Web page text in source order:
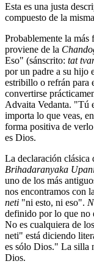
Esta es una justa
compuesto de la
Probablemente la más
proviene de la
Eso" (sánscrito: tat
por un padre a su hijo
estribillo o refrán para
convertirse
Advaita Vedanta. "Tú
importa lo que veas,
forma positiva de
es Dios.
La declaración clásica
Brihadaranyaka
uno de los más
nos encontramos con
neti "ni esto, ni eso".
definido por lo que no
No es cualquiera de
neti" está diciendo
es sólo Dios." La silla
Dios.